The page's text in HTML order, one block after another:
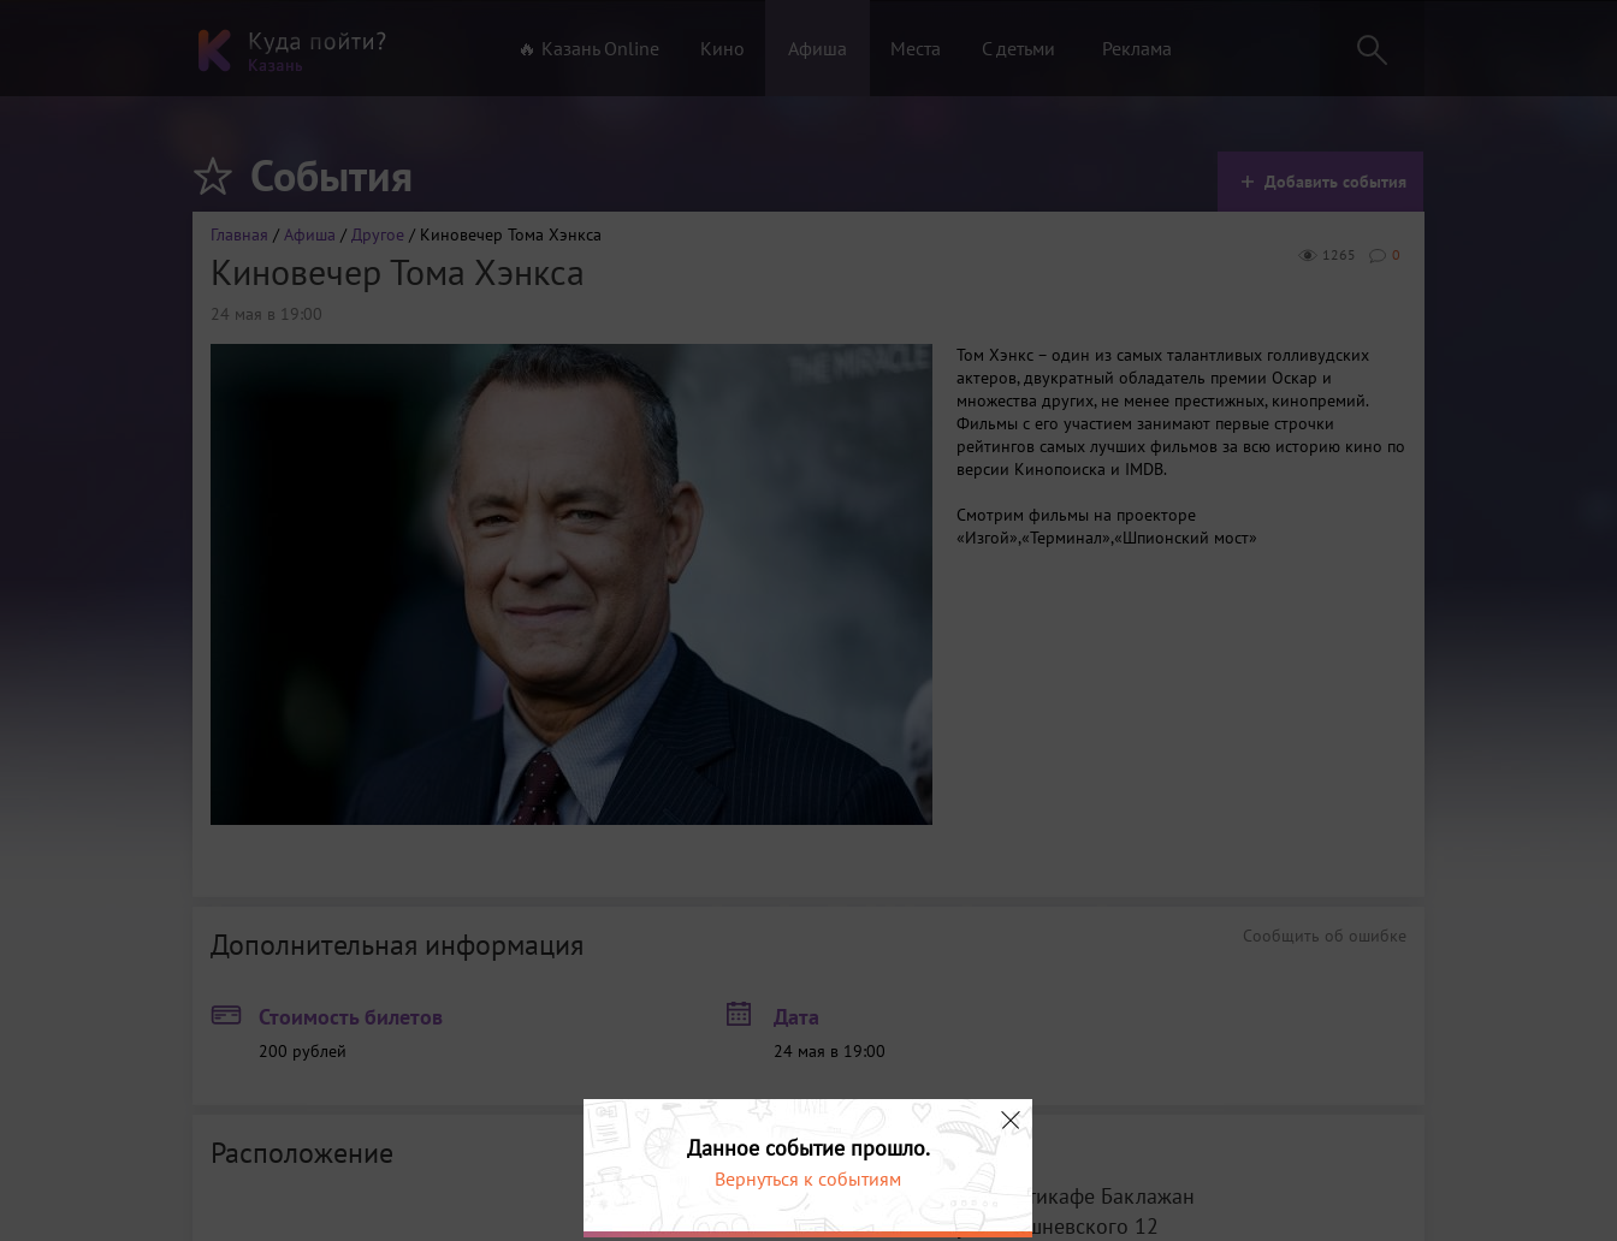
🔥 Казань Online Кино Афиша Места С детьми Реклама
События Добавить события
Главная / Афиша / Другое / Киновечер Тома Хэнкса
0
1265
Киновечер Тома Хэнкса
24 мая в 19:00
Том Хэнкс – один из самых талантливых голливудских
актеров, двукратный обладатель премии Оскар и
множества других, не менее престижных, кинопремий.
Фильмы с его участием занимают первые строчки
рейтингов самых лучших фильмов за всю историю кино по
версии Кинопоиска и IMDB.
Смотрим фильмы на проекторе
«Изгой»,«Терминал»,«Шпионский мост»
Сообщить об ошибке
Дополнительная информация
Стоимость билетов
200 рублей
Дата
24 мая в 19:00
Расположение
Место:
Антикафе Баклажан
Адрес:Вишневского 12
Данное событие прошло.
Вернуться к событиям